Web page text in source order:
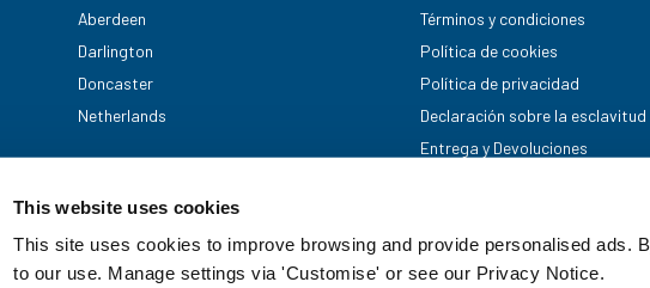
This website uses cookies
This site uses cookies to improve browsing and provide personalised ads.
to our use. Manage settings via 'Customise' or see our Privacy Notice.
Aberdeen
Darlington
Doncaster
Netherlands
Términos y condiciones
Política de cookies
Política de privacidad
Declaración sobre la esclavitud
Entrega y Devoluciones